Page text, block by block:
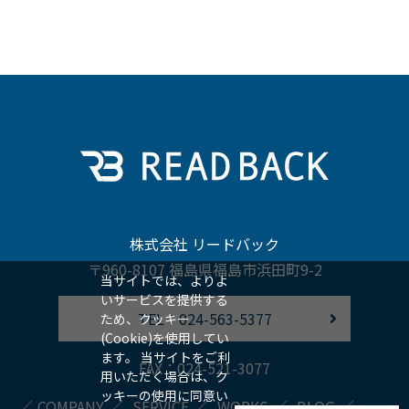
株式会社 リードバック
〒960-8107 福島県福島市浜田町9-2
TEL：024-563-5377
FAX：024-521-3077
当サイトでは、よりよ
いサービスを提供する
ため、クッキー
(Cookie)を使用してい
ます。 当サイトをご利
用いただく場合は、ク
ッキーの使用に同意い